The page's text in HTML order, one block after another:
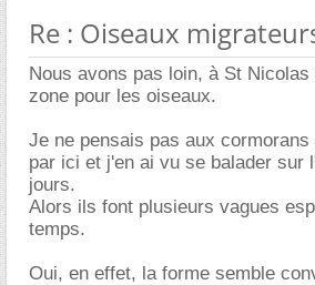
Re : Oiseaux
Nous avons pas loin, à St
zone pour les oiseaux.
Je ne pensais pas aux
par ici et j'en ai vu se balader sur
jours.
Alors ils font plusieurs vagues
temps.
Oui, en effet, la forme semble